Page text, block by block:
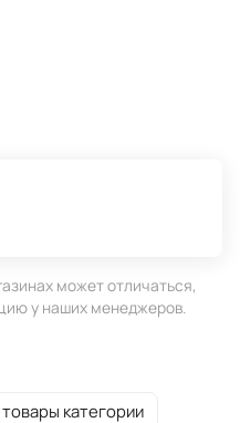
может отличаться,
у наших менеджеров.
категории